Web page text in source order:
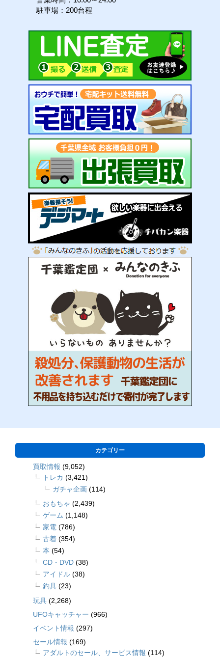
駐車場：200台程
カテゴリー
買取情報 (9,052)
トレカ (3,421)
ガチャ企画 (114)
おもちゃ (2,439)
ゲーム (1,148)
家電 (786)
古着 (354)
本 (54)
CD・DVD (38)
アイドル (38)
釣具 (23)
玩具 (2,268)
UFOキャッチャー (966)
イベント情報 (297)
セール情報 (169)
アダルトのセール、サービス情報 (114)